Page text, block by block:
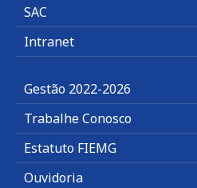
SAC
Intranet
Gestão 2022-2026
Trabalhe Conosco
Estatuto FIEMG
Ouvidoria